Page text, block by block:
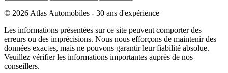
© 2026 Atlas Automobiles - 30 ans d'expérience
Les informations présentées sur ce site peuvent comporter des
erreurs ou des imprécisions. Nous nous efforçons de maintenir des
données exactes, mais ne pouvons garantir leur fiabilité absolue.
Veuillez vérifier les informations importantes auprès de nos
conseillers.